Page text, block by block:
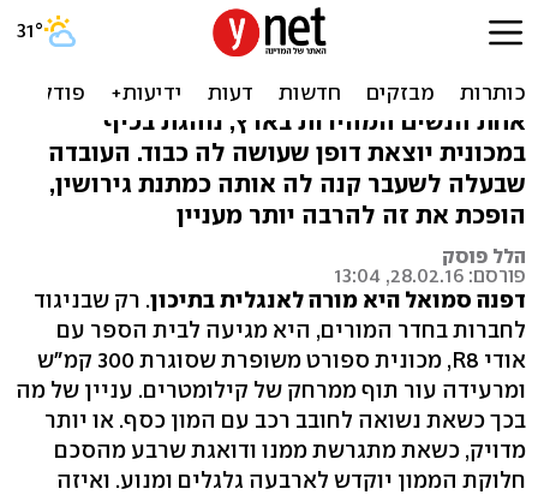
רכב או בעל? הכירו את נהגת
המירוץ של קיסריה
אחת הנשים המהירות בארץ, נוהגת בכיף
במכונית יוצאת דופן שעושה לה כבוד. העובדה
שבעלה לשעבר קנה לה אותה כמתנת גירושין,
הופכת את זה להרבה יותר מעניין
הלל פוסק
פורסם: 28.02.16, 13:04
דפנה סמואל היא מורה לאנגלית בתיכון. רק שבניגוד
לחברות בחדר המורים, היא מגיעה לבית הספר עם
אודי R8, מכונית ספורט משופרת שסוגרת 300 קמ"ש
ומרעידה עור תוף ממרחק של קילומטרים. עניין של מה
בכך כשאת נשואה לחובב רכב עם המון כסף. או יותר
מדויק, כשאת מתגרשת ממנו ודואגת שרבע מהסכם
חלוקת הממון יוקדש לארבעה גלגלים ומנוע. ואיזה